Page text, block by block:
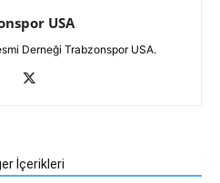
USA
Derneği Trabzonspor USA.
İçerikleri